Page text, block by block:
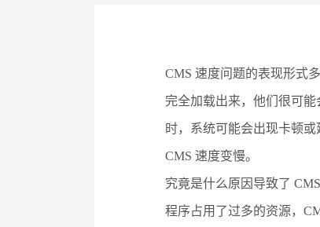
CMS 速度问题的表现形式
完全加载出来，他们很可
时，系统可能会出现卡顿
CMS 速度变慢。
究竟是什么原因导致了
程序占用了过多的资源，